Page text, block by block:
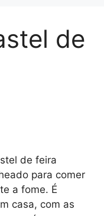
de
de feira
para comer
a fome. É
casa, com as